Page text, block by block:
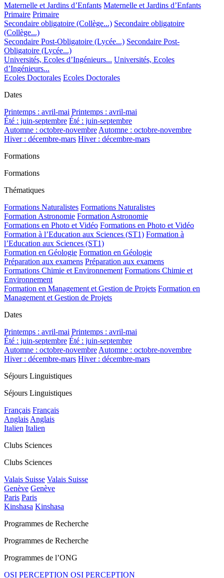
Maternelle et Jardins d’Enfants Maternelle et Jardins d’Enfants
Primaire Primaire
Secondaire obligatoire (Collège...) Secondaire obligatoire
(Collège...)
Secondaire Post-Obligatoire (Lycée...) Secondaire Post-
Obligatoire (Lycée...)
Universités, Ecoles d’Ingénieurs... Universités, Ecoles
d’Ingénieurs...
Ecoles Doctorales Ecoles Doctorales
Dates
Printemps : avril-mai Printemps : avril-mai
Été : juin-septembre Été : juin-septembre
Automne : octobre-novembre Automne : octobre-novembre
Hiver : décembre-mars Hiver : décembre-mars
Formations
Formations
Thématiques
Formations Naturalistes Formations Naturalistes
Formation Astronomie Formation Astronomie
Formations en Photo et Vidéo Formations en Photo et Vidéo
Formation à l’Education aux Sciences (ST1) Formation à
l’Education aux Sciences (ST1)
Formation en Géologie Formation en Géologie
Préparation aux examens Préparation aux examens
Formations Chimie et Environnement Formations Chimie et
Environnement
Formation en Management et Gestion de Projets Formation en
Management et Gestion de Projets
Dates
Printemps : avril-mai Printemps : avril-mai
Été : juin-septembre Été : juin-septembre
Automne : octobre-novembre Automne : octobre-novembre
Hiver : décembre-mars Hiver : décembre-mars
Séjours Linguistiques
Séjours Linguistiques
Français Français
Anglais Anglais
Italien Italien
Clubs Sciences
Clubs Sciences
Valais Suisse Valais Suisse
Genève Genève
Paris Paris
Kinshasa Kinshasa
Programmes de Recherche
Programmes de Recherche
Programmes de l’ONG
OSI PERCEPTION OSI PERCEPTION